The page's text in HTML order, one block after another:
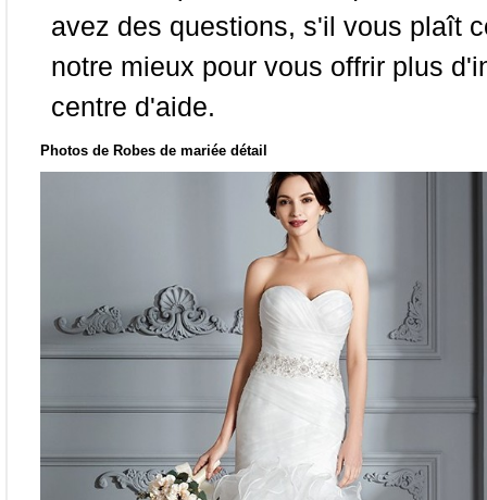
avez des questions, s'il vous plaît
notre mieux pour vous offrir plus
centre d'aide.
Photos de Robes de mariée détail